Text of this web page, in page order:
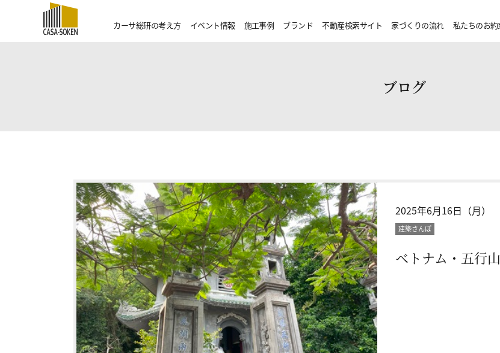
カーサ総研の考え方 イベント情報 施工事例 ブランド 不動産検索サイト 家づくりの流れ 私たちのお約
ブログ
2025年6月16日（月）
建築さんぽ
ベトナム・五